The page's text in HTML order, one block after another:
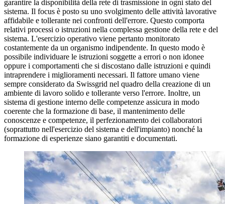
garantire la disponibilità della rete di trasmissione in ogni stato del
sistema. Il focus è posto su uno svolgimento delle attività lavorative
affidabile e tollerante nei confronti dell'errore. Questo comporta
relativi processi o istruzioni nella complessa gestione della rete e del
sistema. L'esercizio operativo viene pertanto monitorato
costantemente da un organismo indipendente. In questo modo è
possibile individuare le istruzioni soggette a errori o non idonee
oppure i comportamenti che si discostano dalle istruzioni e quindi
intraprendere i miglioramenti necessari. Il fattore umano viene
sempre considerato da Swissgrid nel quadro della creazione di un
ambiente di lavoro solido e tollerante verso l'errore. Inoltre, un
sistema di gestione interno delle competenze assicura in modo
coerente che la formazione di base, il mantenimento delle
conoscenze e competenze, il perfezionamento dei collaboratori
(soprattutto nell'esercizio del sistema e dell'impianto) nonché la
formazione di esperienze siano garantiti e documentati.